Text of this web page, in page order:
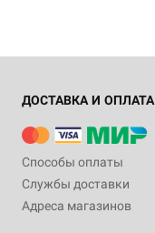
ДОСТАВКА И ОПЛАТА
Способы оплаты
Службы доставки
Адреса магазинов